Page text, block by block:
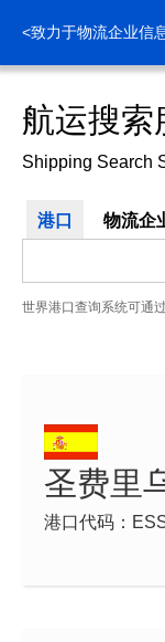
<致力于物流企业信
航运搜索
Shipping Search
港口 物流企
世界港口查询系统可通
圣费里
港口代码：